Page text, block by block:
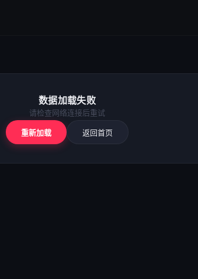
数据加载失败
请检查网络连接后重试
重新加载 返回首页